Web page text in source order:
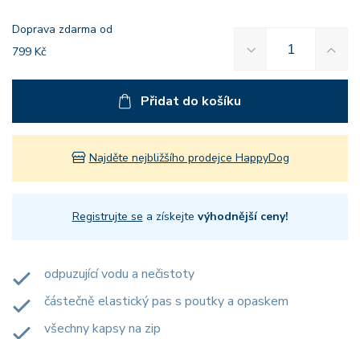
Doprava zdarma od
799 Kč
Přidat do košíku
Najděte nejbližšího prodejce HappyDog
Registrujte se a získejte výhodnější ceny!
odpuzující vodu a nečistoty
částečně elastický pas s poutky a opaskem
všechny kapsy na zip